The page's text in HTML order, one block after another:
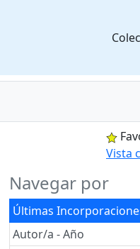
Vista
Navegar por
Últimas
Autor/a - Año